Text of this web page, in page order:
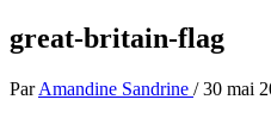
great-britain-flag
ParAmandine Sandrine /30 mai